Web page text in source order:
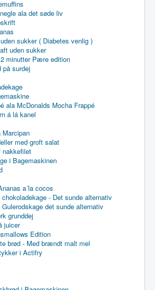
ala det søde liv
sukker ( Diabetes venlig )
uden sukker
minutter Pære edition
på surdej
ala McDonalds Mocha Frappé
á lá kanel
med groft salat
nakkefilet
i Bagemaskinen
a´la cocos
- Det sunde alternativ
det sunde alternativ
grunddej
juicer
Edition
brød - Med brændt malt mel
i Actifry